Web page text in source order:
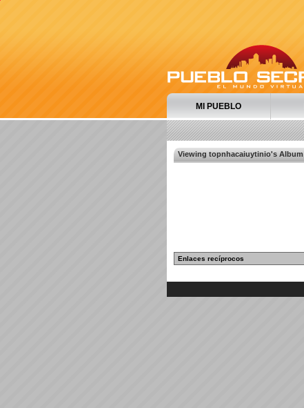
MI PUEBLO
Viewing topnhacaiuytinio's Album
Enlaces recíprocos